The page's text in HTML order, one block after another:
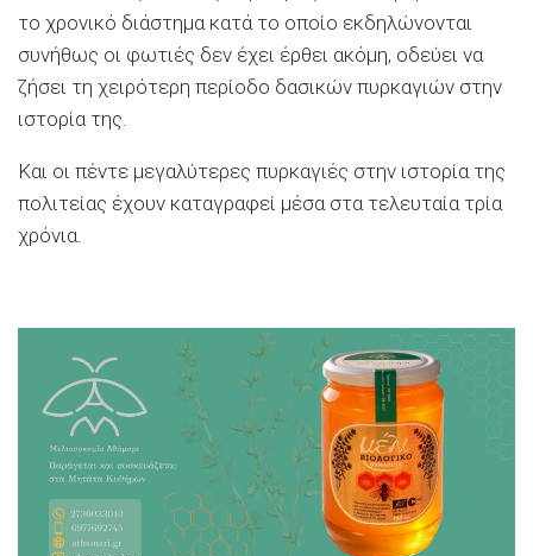
το χρονικό διάστημα κατά το οποίο εκδηλώνονται
συνήθως οι φωτιές δεν έχει έρθει ακόμη, οδεύει να
ζήσει τη χειρότερη περίοδο δασικών πυρκαγιών στην
ιστορία της.
Και οι πέντε μεγαλύτερες πυρκαγιές στην ιστορία της
πολιτείας έχουν καταγραφεί μέσα στα τελευταία τρία
χρόνια.